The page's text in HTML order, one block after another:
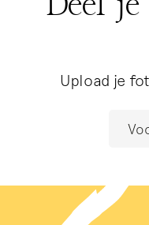
Upload je